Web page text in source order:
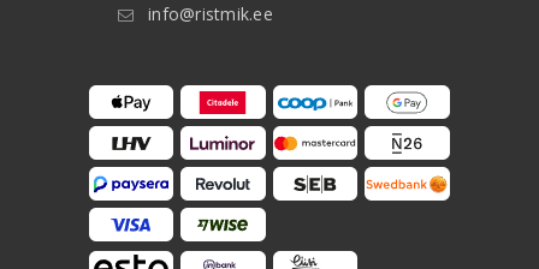
info@ristmik.ee